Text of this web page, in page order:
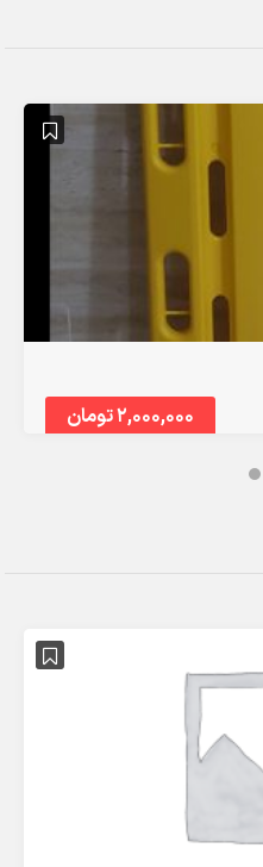
2,000,000 تومان